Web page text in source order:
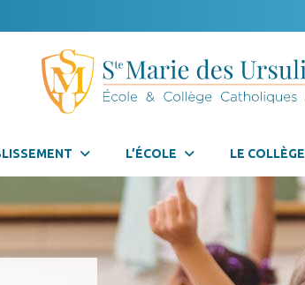
L’ÉCOLE LE COLLÈGE